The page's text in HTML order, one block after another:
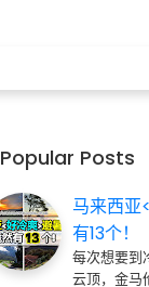
Popular Posts
马来西亚
有13个！
每次想要到
云顶，金马